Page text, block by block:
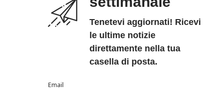
Tenetevi aggiornati! Ricevi
le ultime notizie
direttamente nella tua
casella di posta.
Email